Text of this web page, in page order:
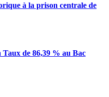
à la prison centrale de
de 86,39 % au Bac